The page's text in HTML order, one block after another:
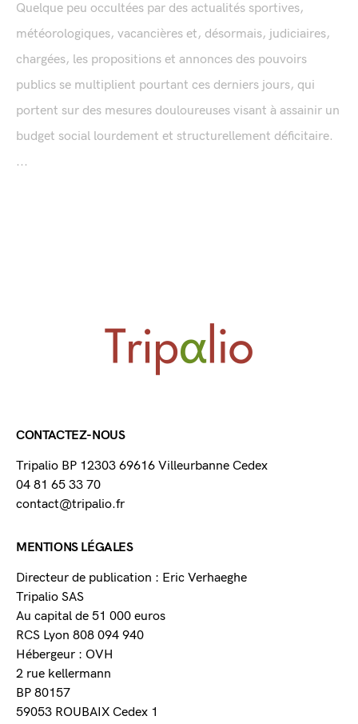
Quelque peu occultées par des actualités sportives,
météorologiques, vacancières et, désormais, judiciaires,
chargées, les propositions et annonces des pouvoirs
publics se multiplient pourtant ces derniers jours, qui
portent sur des mesures douloureuses visant à assainir un
budget social lourdement et structurellement déficitaire.
...
CONTACTEZ-NOUS
Tripalio BP 12303 69616 Villeurbanne Cedex
04 81 65 33 70
contact@tripalio.fr
MENTIONS LÉGALES
Directeur de publication : Eric Verhaeghe
Tripalio SAS
Au capital de 51 000 euros
RCS Lyon 808 094 940
Hébergeur : OVH
2 rue kellermann
BP 80157
59053 ROUBAIX Cedex 1